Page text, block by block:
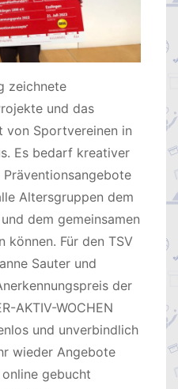
zeichnete
und das
von Sportvereinen in
Es bedarf kreativer
Altersgruppen dem
dem gemeinsamen
können. Für den TSV
Sauter und
der
AKTIV-WOCHEN
und unverbindlich
wieder Angebote
gebucht